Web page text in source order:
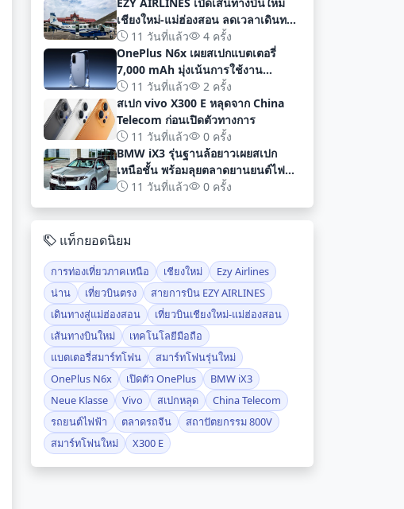
เชียงใหม่-แม่ฮ่องสอน ลดเวลาเดินทาง
เหลือเพียง 40 นาที
11 วันที่แล้ว
4 ครั้ง
OnePlus N6x เผยสเปกแบตเตอรี่
7,000 mAh มุ่งเน้นการใช้งาน
ยาวนานก่อนเปิดตัวอย่างเป็นทางการ
11 วันที่แล้ว
2 ครั้ง
สเปก vivo X300 E หลุดจาก China
Telecom ก่อนเปิดตัวทางการ
11 วันที่แล้ว
0 ครั้ง
BMW iX3 รุ่นฐานล้อยาวเผยสเปก
เหนือชั้น พร้อมลุยตลาดยานยนต์ไฟฟ้า
จีนด้วยระยะทาง 919 กม
11 วันที่แล้ว 0 ครั้ง
แท็กยอดนิยม
การท่องเที่ยวภาคเหนือ เชียงใหม่
Ezy Airlines
น่าน
เที่ยวบินตรง
สายการบิน EZY AIRLINES
เดินทางสู่แม่ฮ่องสอน
เที่ยวบินเชียงใหม่-แม่ฮ่องสอน
เส้นทางบินใหม่
เทคโนโลยีมือถือ
แบตเตอรี่สมาร์ทโฟน
สมาร์ทโฟนรุ่นใหม่
OnePlus N6x
เปิดตัว OnePlus
BMW iX3
Neue Klasse
Vivo สเปกหลุด
China Telecom
รถยนต์ไฟฟ้า
ตลาดรถจีน
สถาปัตยกรรม 800V
สมาร์ทโฟนใหม่
X300 E